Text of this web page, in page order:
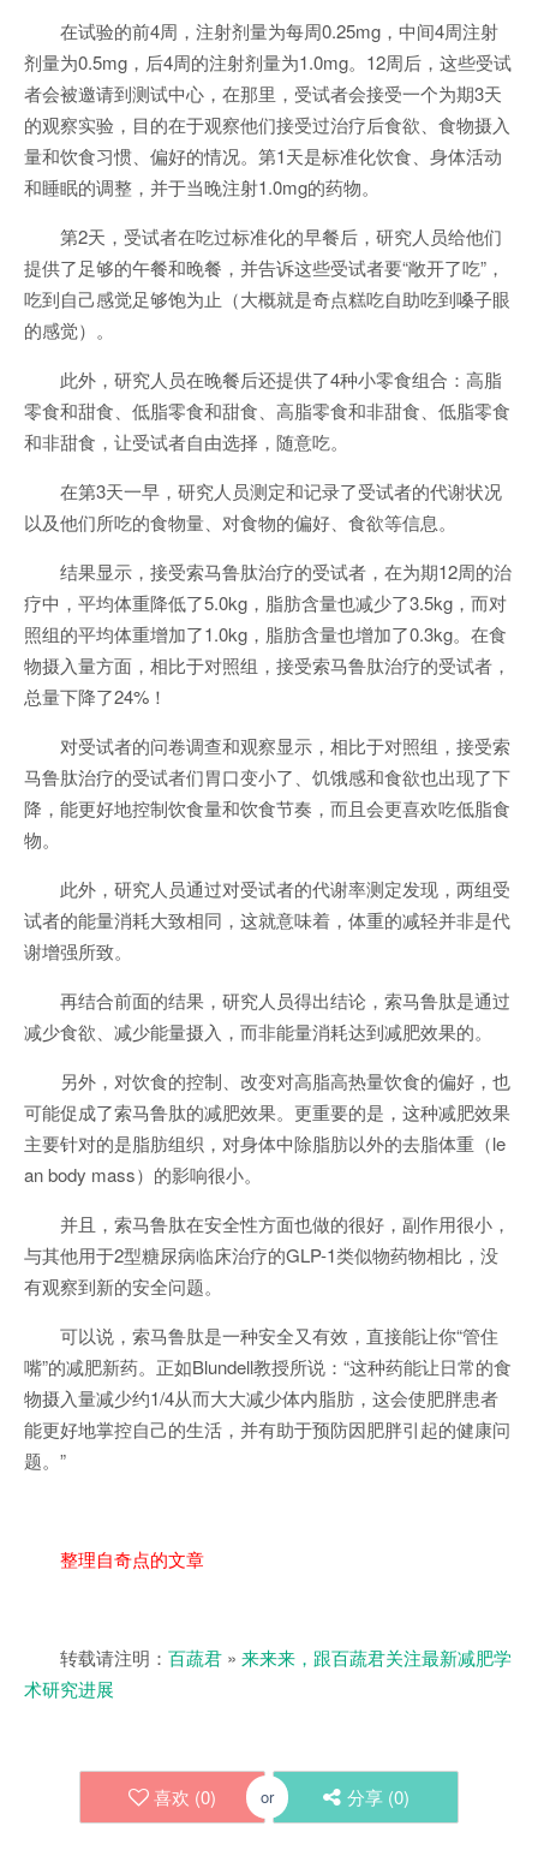
在试验的前4周，注射剂量为每周0.25mg，中间4周注射
剂量为0.5mg，后4周的注射剂量为1.0mg。12周后，这些受试
者会被邀请到测试中心，在那里，受试者会接受一个为期3天
的观察实验，目的在于观察他们接受过治疗后食欲、食物摄入
量和饮食习惯、偏好的情况。第1天是标准化饮食、身体活动
和睡眠的调整，并于当晚注射1.0mg的药物。
第2天，受试者在吃过标准化的早餐后，研究人员给他们
提供了足够的午餐和晚餐，并告诉这些受试者要“敞开了吃”，
吃到自己感觉足够饱为止（大概就是奇点糕吃自助吃到嗓子眼
的感觉）。
此外，研究人员在晚餐后还提供了4种小零食组合：高脂
零食和甜食、低脂零食和甜食、高脂零食和非甜食、低脂零食
和非甜食，让受试者自由选择，随意吃。
在第3天一早，研究人员测定和记录了受试者的代谢状况
以及他们所吃的食物量、对食物的偏好、食欲等信息。
结果显示，接受索马鲁肽治疗的受试者，在为期12周的治
疗中，平均体重降低了5.0kg，脂肪含量也减少了3.5kg，而对
照组的平均体重增加了1.0kg，脂肪含量也增加了0.3kg。在食
物摄入量方面，相比于对照组，接受索马鲁肽治疗的受试者，
总量下降了24%！
对受试者的问卷调查和观察显示，相比于对照组，接受索
马鲁肽治疗的受试者们胃口变小了、饥饿感和食欲也出现了下
降，能更好地控制饮食量和饮食节奏，而且会更喜欢吃低脂食
物。
此外，研究人员通过对受试者的代谢率测定发现，两组受
试者的能量消耗大致相同，这就意味着，体重的减轻并非是代
谢增强所致。
再结合前面的结果，研究人员得出结论，索马鲁肽是通过
减少食欲、减少能量摄入，而非能量消耗达到减肥效果的。
另外，对饮食的控制、改变对高脂高热量饮食的偏好，也
可能促成了索马鲁肽的减肥效果。更重要的是，这种减肥效果
主要针对的是脂肪组织，对身体中除脂肪以外的去脂体重（le
an body mass）的影响很小。
并且，索马鲁肽在安全性方面也做的很好，副作用很小，
与其他用于2型糖尿病临床治疗的GLP-1类似物药物相比，没
有观察到新的安全问题。
可以说，索马鲁肽是一种安全又有效，直接能让你“管住
嘴”的减肥新药。正如Blundell教授所说：“这种药能让日常的食
物摄入量减少约1/4从而大大减少体内脂肪，这会使肥胖患者
能更好地掌控自己的生活，并有助于预防因肥胖引起的健康问
题。”
整理自奇点的文章
转载请注明： 百蔬君 » 来来来，跟百蔬君关注最新减肥学
术研究进展
喜欢 (0) or 分享 (0)